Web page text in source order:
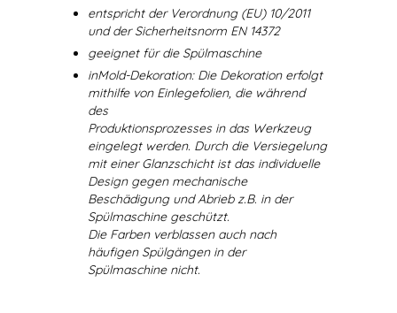
entspricht der Verordnung (EU) 10/2011
und der Sicherheitsnorm EN 14372
geeignet für die Spülmaschine
inMold-Dekoration: Die Dekoration erfolgt
mithilfe von Einlegefolien, die während
des
Produktionsprozesses in das Werkzeug
eingelegt werden. Durch die Versiegelung
mit einer Glanzschicht ist das individuelle
Design gegen mechanische
Beschädigung und Abrieb z.B. in der
Spülmaschine geschützt.
Die Farben verblassen auch nach
häufigen Spülgängen in der
Spülmaschine nicht.